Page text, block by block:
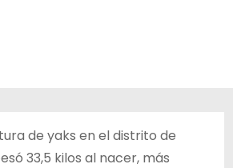
de yaks en el distrito de
33,5 kilos al nacer, más